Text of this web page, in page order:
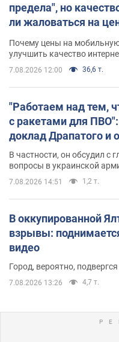
предела", но
ли жаловаться на
Почему цены на
улучшить качество
7.08.2026 12:00 36,6 т.
"Работаем над тем,
с ракетами для
доклад Драпатого и
В частности, он обсудил
вопросы в украинской
7.08.2026 14:51 1,2 т.
В оккупированной
взрывы:
видео
Город, вероятно,
7.08.2026 13:26 4,7 т.